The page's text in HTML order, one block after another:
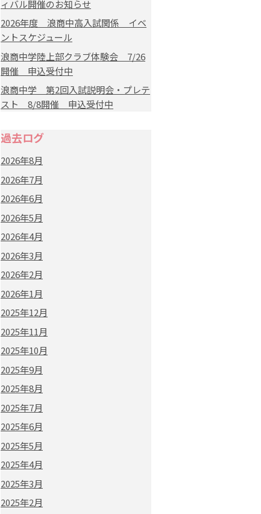
ィバル開催のお知らせ
2026年度 浪商中高入試関係 イベ
ントスケジュール
浪商中学陸上部クラブ体験会 7/26
開催 申込受付中
浪商中学 第2回入試説明会・プレテ
スト 8/8開催 申込受付中
過去ログ
2026年8月
2026年7月
2026年6月
2026年5月
2026年4月
2026年3月
2026年2月
2026年1月
2025年12月
2025年11月
2025年10月
2025年9月
2025年8月
2025年7月
2025年6月
2025年5月
2025年4月
2025年3月
2025年2月